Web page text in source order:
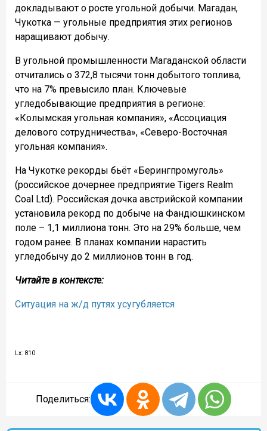
докладывают о росте угольной добычи. Магадан,
Чукотка — угольные предприятия этих регионов
наращивают добычу.
В угольной промышленности Магаданской области
отчитались о 372,8 тысячи тонн добытого топлива,
что на 7% превысило план. Ключевые
угледобывающие предприятия в регионе:
«Колымская угольная компания», «Ассоциация
делового сотрудничества», «Северо-Восточная
угольная компания».
На Чукотке рекорды бьёт «Берингпромуголь»
(российское дочернее предприятие Tigers Realm
Coal Ltd). Российская дочка австрийской компании
установила рекорд по добыче на Фандюшкинском
поле – 1,1 миллиона тонн. Это на 29% больше, чем
годом ранее. В планах компании нарастить
угледобычу до 2 миллионов тонн в год.
Читайте в контексте:
Ситуация на ж/д путях усугубляется
Lx: 810
Поделиться: